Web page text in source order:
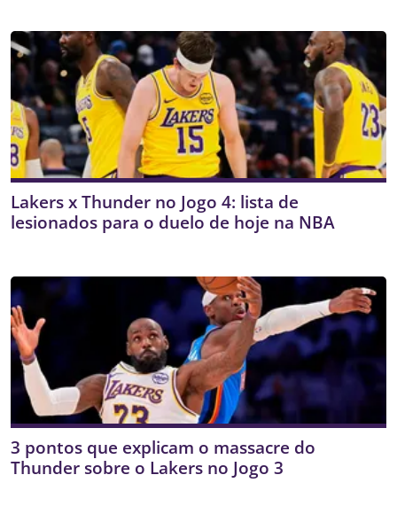
Lakers x Thunder no Jogo 4: lista de
lesionados para o duelo de hoje na NBA
3 pontos que explicam o massacre do
Thunder sobre o Lakers no Jogo 3